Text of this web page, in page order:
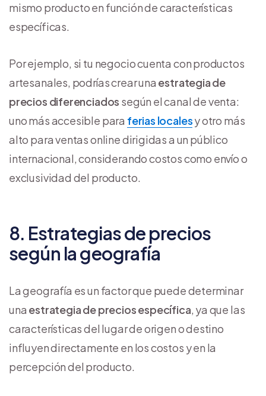
mismo producto en función de características
específicas.
Por ejemplo, si tu negocio cuenta con productos
artesanales, podrías crear una estrategia de
precios diferenciados según el canal de venta:
uno más accesible para ferias localesy otro más
alto para ventas online dirigidas a un público
internacional, considerando costos como envío o
exclusividad del producto.
8. Estrategias de precios
según la geografía
La geografía es un factor que puede determinar
una estrategia de precios específica, ya que las
características del lugar de origen o destino
influyen directamente en los costos y en la
percepción del producto.